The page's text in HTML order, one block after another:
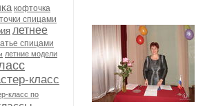
кофточка
спицами
летнее
спицами
летние модели
класс
класс по